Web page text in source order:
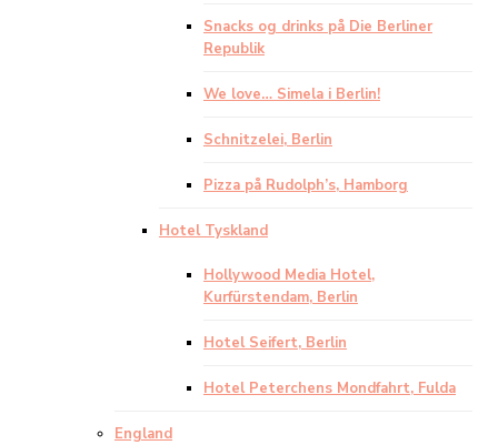
Snacks og drinks på Die Berliner
Republik
We love… Simela i Berlin!
Schnitzelei, Berlin
Pizza på Rudolph’s, Hamborg
Hotel Tyskland
Hollywood Media Hotel,
Kurfürstendam, Berlin
Hotel Seifert, Berlin
Hotel Peterchens Mondfahrt, Fulda
England